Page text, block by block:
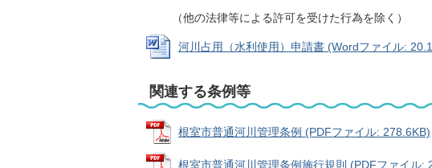
（他の法律等による許可を受けた行為を除く）
河川占用（水利使用）申請書 (Wordファイル:
関連する条例等
根室市普通河川管理条例 (PDFファイル: 278.6KB)
根室市普通河川管理条例施行規則 (PDFファイル: